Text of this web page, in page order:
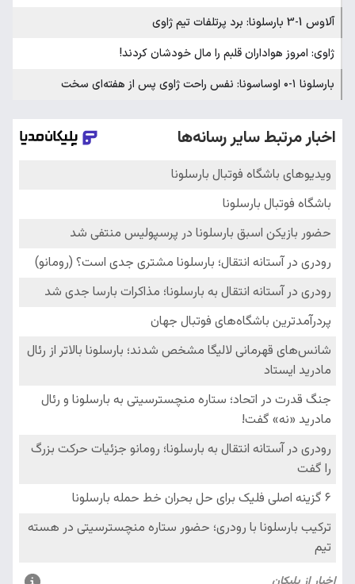
آلاوس 1-3 بارسلونا: برد پرتلفات تیم ژاوی
ژاوی: امروز هواداران قلبم را مال خودشان کردند!
بارسلونا ۱-۰ اوساسونا: نفس راحت ژاوی پس از هفته‌ای سخت